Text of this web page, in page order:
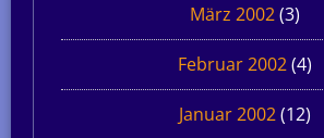
März 2002(3)
Februar 2002(4)
Januar 2002(12)